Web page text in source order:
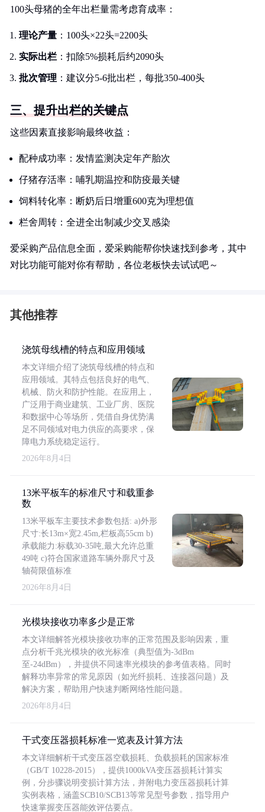
100头母猪的全年出栏量需考虑育成率：
理论产量 ：100头×22头=2200头
实际出栏 ：扣除5%损耗后约2090头
批次管理 ：建议分5-6批出栏，每批350-400头
三、提升出栏的关键点
这些因素直接影响最终收益：
配种成功率：发情监测决定年产胎次
仔猪存活率：哺乳期温控和防疫最关键
饲料转化率：断奶后日增重600克为理想值
栏舍周转：全进全出制减少交叉感染
爱采购产品信息全面，爱采购能帮你快速找到参考，其中
对比功能可能对你有帮助，各位老板快去试试吧～
其他推荐
浇筑母线槽的特点和应用领域
本文详细介绍了浇筑母线槽的特点和
应用领域。其特点包括良好的电气、
机械、防火和防护性能。在应用上，
广泛用于商业建筑、工业厂房、医院
和数据中心等场所，凭借自身优势满
足不同领域对电力供应的高要求，保
障电力系统稳定运行。
2026年8月4日
13米平板车的标准尺寸和载重参
数
13米平板车主要技术参数包括: a)外形
尺寸:长13m×宽2.45m,栏板高55cm b)
承载能力:标载30-35吨,最大允许总重
49吨 c)符合国家道路车辆外廓尺寸及
轴荷限值标准
2026年8月4日
光模块接收功率多少是正常
本文详细解答光模块接收功率的正常范围及影响因素，重
点分析千兆光模块的收光标准（典型值为-3dBm
至-24dBm），并提供不同速率光模块的参考值表格。同时
解释功率异常的常见原因（如光纤损耗、连接器问题）及
解决方案，帮助用户快速判断网络性能问题。
2026年8月4日
干式变压器损耗标准一览表及计算方法
本文详细解析干式变压器空载损耗、负载损耗的国家标准
（GB/T 10228-2015），提供1000kVA变压器损耗计算实
例，分步骤说明变损计算方法，并附电力变压器损耗计算
实例表格，涵盖SCB10/SCB13等常见型号参数，指导用户
快速掌握变压器能效评估要点。